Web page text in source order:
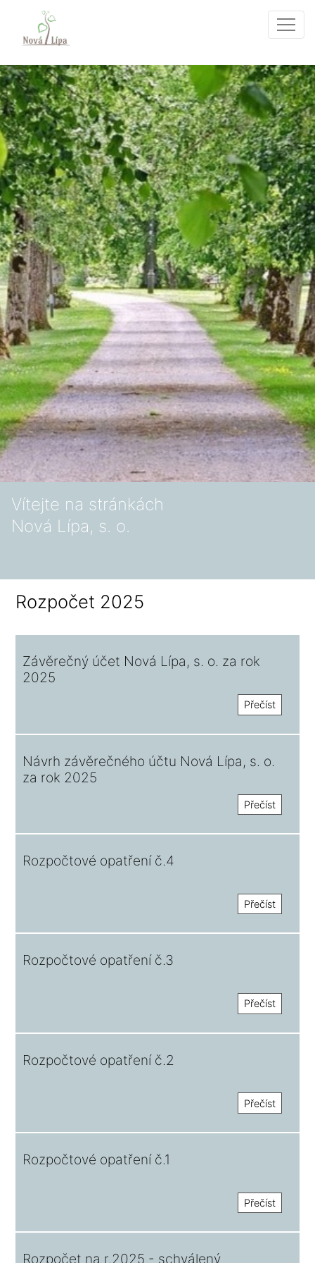
Vítejte na stránkách
Nová Lípa, s. o.
Rozpočet 2025
Závěrečný účet Nová Lípa, s. o. za rok
2025
Přečíst
Návrh závěrečného účtu Nová Lípa, s. o.
za rok 2025
Přečíst
Rozpočtové opatření č.4
Přečíst
Rozpočtové opatření č.3
Přečíst
Rozpočtové opatření č.2
Přečíst
Rozpočtové opatření č.1
Přečíst
Rozpočet na r.2025 - schválený